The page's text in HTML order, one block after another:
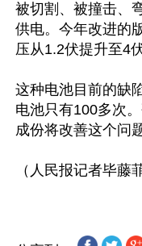
被切割、被撞击、
供电。今年改进的
压从1.2伏提升至4
这种电池目前的缺
电池只有100多次
成份将改善这个问题